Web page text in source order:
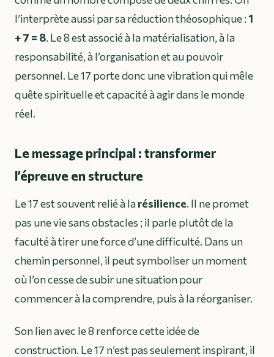
l’interprète aussi par sa réduction théosophique :1
+ 7 = 8. Le 8 est associé à la matérialisation, à la
responsabilité, à l’organisation et au pouvoir
personnel. Le 17 porte donc une vibration qui mêle
quête spirituelle et capacité à agir dans le monde
réel.
Le message principal : transformer
l’épreuve en structure
Le 17 est souvent relié à larésilience. Il ne promet
pas une vie sans obstacles ; il parle plutôt de la
faculté à tirer une force d’une difficulté. Dans un
chemin personnel, il peut symboliser un moment
où l’on cesse de subir une situation pour
commencer à la comprendre, puis à la réorganiser.
Son lien avec le 8 renforce cette idée de
construction. Le 17 n’est pas seulement inspirant, il